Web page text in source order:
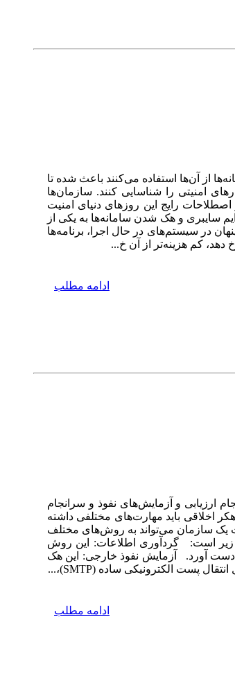
از آن‌ها استفاده می‌کنند باعث شده تا
امنیتی را شناسایی کنند. سازمان‌ها
رایج این روزهای دنیای امنیت
سایبری و هک شدن سامانه‌ها به یکی از
در سیستم‌های در حال اجرا، برنامه‌ها
کم هزینه‌تر از آن خ...
ادامه مطلب
ارزیابی و آزمایش‌های نفوذ و سرانجام
اخلاقی باید مهارت‌های مختلفی داشته
یک سازمان می‌تواند به روش‌های مختلف
زیر است: گردآوری اطلاعات: این روش
دست آورد. آزمایش نفوذ خارجی: این هک
ادامه مطلب